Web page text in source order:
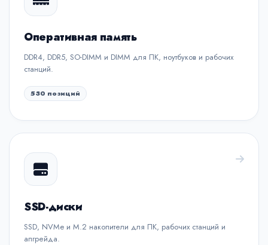
Оперативная память
DDR4, DDR5, SO-DIMM и DIMM для ПК, ноутбуков и рабочих
станций.
530 позиций
SSD-диски
SSD, NVMe и M.2 накопители для ПК, рабочих станций и
апгрейда.